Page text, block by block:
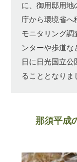
に、御用邸用地
庁から環境省へ
モニタリング調
ンターや歩道な
日に日光国立公
ることとなりま
那須平成